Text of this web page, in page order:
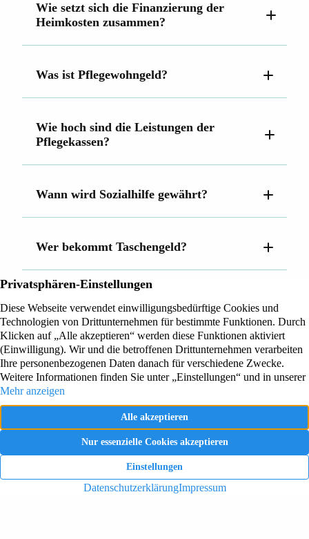
pflegebedingten Aufwendungen
Investitionskosten
Wie setzt sich die Finanzierung der
Heimkosten zusammen?
Einsatz sonstiger privater Vermögenswerte
Leistungen der Pflegekasse
Was ist Pflegewohngeld?
Wie hoch sind die Leistungen der
Pflegekassen?
Wann wird Sozialhilfe gewährt?
Wer bekommt Taschengeld?
Kontakt
Lessingstrasse 6 – 8
47608 Geldern
Rufen Sie uns an!
Haus Boeckelt Wichtiges